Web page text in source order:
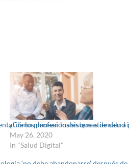
de los profesionales que atienden
¿Cómo planean los sistemas de
May 26, 2020
In "Salud Digital"